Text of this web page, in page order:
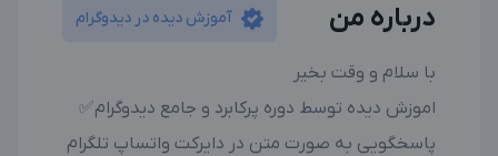
درباره من آموزش دیده در دیدوگرام
با سلام و وقت بخیر
اموزش دیده توسط دوره پرکابرد و‌ جامع دیدوگرام✅
پاسخگویی به صورت متن در دایرکت واتساپ تلگرام